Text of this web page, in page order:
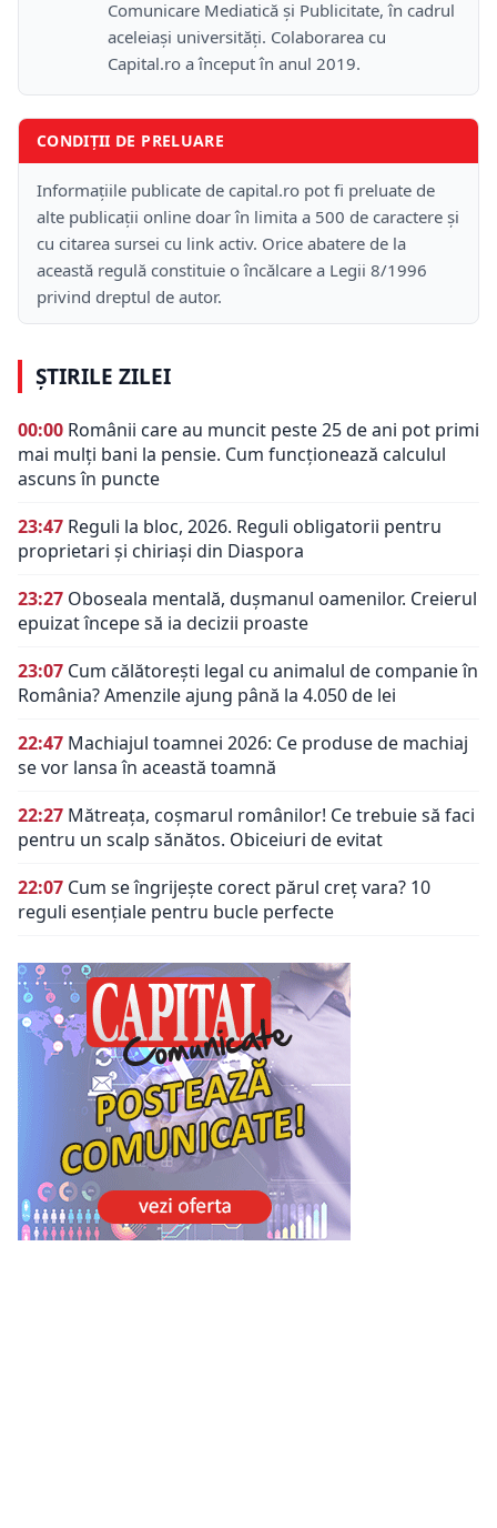
Comunicare Mediatică și Publicitate, în cadrul
aceleiași universități. Colaborarea cu
Capital.ro a început în anul 2019.
CONDIȚII DE PRELUARE
Informațiile publicate de capital.ro pot fi preluate de
alte publicații online doar în limita a 500 de caractere și
cu citarea sursei cu link activ. Orice abatere de la
această regulă constituie o încălcare a Legii 8/1996
privind dreptul de autor.
ȘTIRILE ZILEI
00:00 Românii care au muncit peste 25 de ani pot primi
mai mulți bani la pensie. Cum funcționează calculul
ascuns în puncte
23:47 Reguli la bloc, 2026. Reguli obligatorii pentru
proprietari și chiriași din Diaspora
23:27 Oboseala mentală, dușmanul oamenilor. Creierul
epuizat începe să ia decizii proaste
23:07 Cum călătorești legal cu animalul de companie în
România? Amenzile ajung până la 4.050 de lei
22:47 Machiajul toamnei 2026: Ce produse de machiaj
se vor lansa în această toamnă
22:27 Mătreața, coșmarul românilor! Ce trebuie să faci
pentru un scalp sănătos. Obiceiuri de evitat
22:07 Cum se îngrijește corect părul creț vara? 10
reguli esențiale pentru bucle perfecte